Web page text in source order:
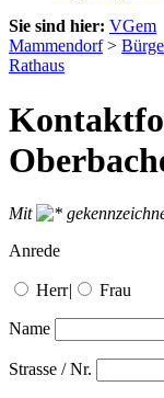
Sie sind hier: VGem
Mammendorf>
Rathaus
Mit
Anrede
Herr| Frau
Name
Strasse / Nr.